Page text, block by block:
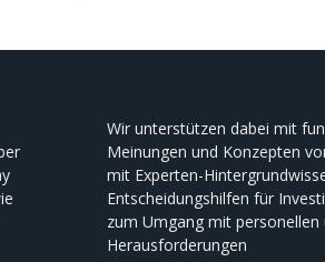
Wir unterstützen dabei mit
Meinungen und Konzepten
mit Experten-
Entscheidungshilfen für
zum Umgang mit personellen
Herausforderungen